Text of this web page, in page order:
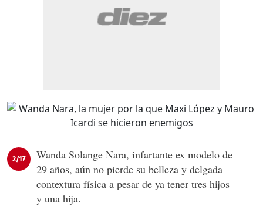
2/17
Wanda Solange Nara, infartante ex modelo de
29 años, aún no pierde su belleza y delgada
contextura física a pesar de ya tener tres hijos
y una hija.